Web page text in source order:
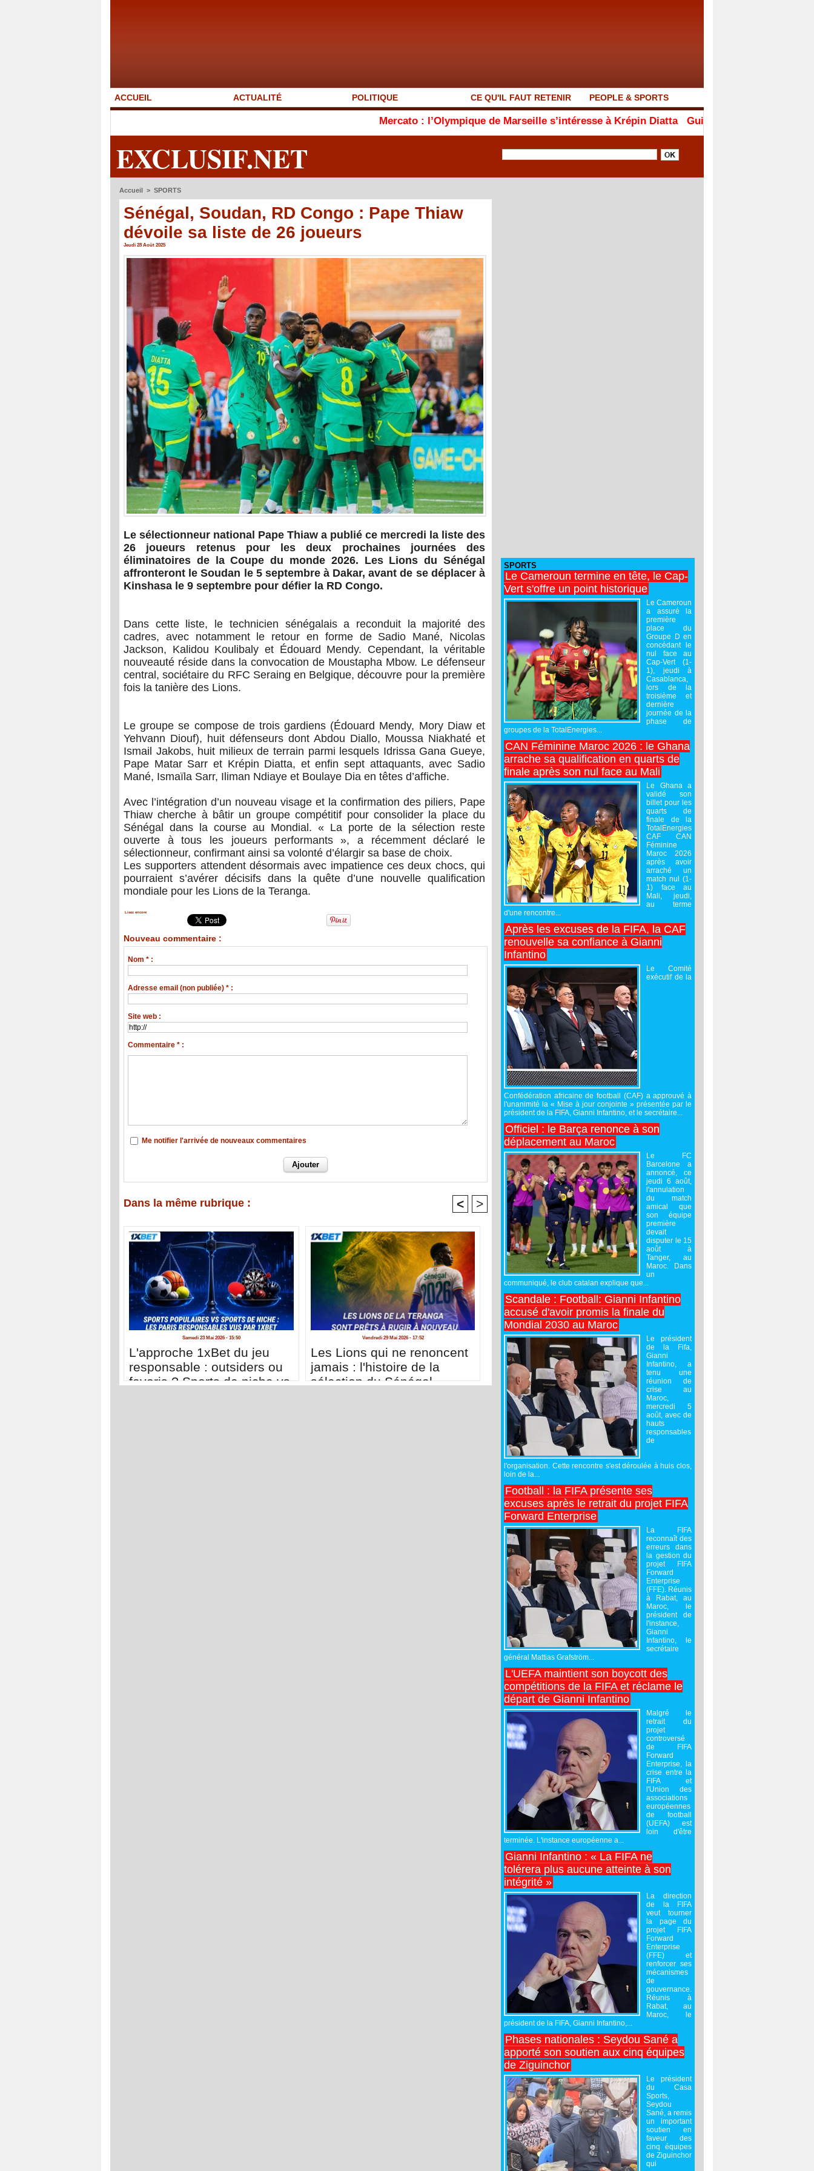
ACCUEIL ACTUALITÉ POLITIQUE CE QU'IL FAUT RETENIR PEOPLE & SPORTS
Mercato : l’Olympique de Marseille s’intéresse à Krépin Diatta Guinée : Mamadi Doumbouya s'affiche
EXCLUSIF.NET
Accueil > SPORTS
Sénégal, Soudan, RD Congo : Pape Thiaw
dévoile sa liste de 26 joueurs
Jeudi 28 Août 2025
Le sélectionneur national Pape Thiaw a publié ce mercredi la liste des
26 joueurs retenus pour les deux prochaines journées des
éliminatoires de la Coupe du monde 2026. Les Lions du Sénégal
affronteront le Soudan le 5 septembre à Dakar, avant de se déplacer à
Kinshasa le 9 septembre pour défier la RD Congo.
Dans cette liste, le technicien sénégalais a reconduit la majorité des
cadres, avec notamment le retour en forme de Sadio Mané, Nicolas
Jackson, Kalidou Koulibaly et Édouard Mendy. Cependant, la véritable
nouveauté réside dans la convocation de Moustapha Mbow. Le défenseur
central, sociétaire du RFC Seraing en Belgique, découvre pour la première
fois la tanière des Lions.
Le groupe se compose de trois gardiens (Édouard Mendy, Mory Diaw et
Yehvann Diouf), huit défenseurs dont Abdou Diallo, Moussa Niakhaté et
Ismail Jakobs, huit milieux de terrain parmi lesquels Idrissa Gana Gueye,
Pape Matar Sarr et Krépin Diatta, et enfin sept attaquants, avec Sadio
Mané, Ismaïla Sarr, Iliman Ndiaye et Boulaye Dia en têtes d’affiche.
Avec l’intégration d’un nouveau visage et la confirmation des piliers, Pape
Thiaw cherche à bâtir un groupe compétitif pour consolider la place du
Sénégal dans la course au Mondial. « La porte de la sélection reste
ouverte à tous les joueurs performants », a récemment déclaré le
sélectionneur, confirmant ainsi sa volonté d’élargir sa base de choix.
Les supporters attendent désormais avec impatience ces deux chocs, qui
pourraient s’avérer décisifs dans la quête d’une nouvelle qualification
mondiale pour les Lions de la Teranga.
Lisez encore
Nouveau commentaire :
Nom * :
Adresse email (non publiée) * :
Site web :
Commentaire * :
Me notifier l'arrivée de nouveaux commentaires
Dans la même rubrique : < >
Samedi 23 Mai 2026 - 15:50
L'approche 1xBet du jeu
responsable : outsiders ou
favoris ? Sports de niche vs
Vendredi 29 Mai 2026 - 17:52
Les Lions qui ne renoncent
jamais : l'histoire de la
sélection du Sénégal
SPORTS
Le Cameroun termine en tête, le Cap-
Vert s'offre un point historique
Le Cameroun
a assuré la
première
place du
Groupe D en
concédant le
nul face au
Cap-Vert (1-
1), jeudi à
Casablanca,
lors de la
troisième et
dernière
journée de la
phase de
groupes de la TotalEnergies...
CAN Féminine Maroc 2026 : le Ghana
arrache sa qualification en quarts de
finale après son nul face au Mali
Le Ghana a
validé son
billet pour les
quarts de
finale de la
TotalEnergies
CAF CAN
Féminine
Maroc 2026
après avoir
arraché un
match nul (1-
1) face au
Mali, jeudi,
au terme
d'une rencontre...
Après les excuses de la FIFA, la CAF
renouvelle sa confiance à Gianni
Infantino
Le Comité
exécutif de la
Confédération africaine de football (CAF) a approuvé à
l'unanimité la « Mise à jour conjointe » présentée par le
président de la FIFA, Gianni Infantino, et le secrétaire...
Officiel : le Barça renonce à son
déplacement au Maroc
Le FC
Barcelone a
annoncé, ce
jeudi 6 août,
l'annulation
du match
amical que
son équipe
première
devait
disputer le 15
août à
Tanger, au
Maroc. Dans
un
communiqué, le club catalan explique que...
Scandale : Football: Gianni Infantino
accusé d'avoir promis la finale du
Mondial 2030 au Maroc
Le président
de la Fifa,
Gianni
Infantino, a
tenu une
réunion de
crise au
Maroc,
mercredi 5
août, avec de
hauts
responsables
de
l'organisation. Cette rencontre s'est déroulée à huis clos,
loin de la...
Football : la FIFA présente ses
excuses après le retrait du projet FIFA
Forward Enterprise
La FIFA
reconnaît des
erreurs dans
la gestion du
projet FIFA
Forward
Enterprise
(FFE). Réunis
à Rabat, au
Maroc, le
président de
l'instance,
Gianni
Infantino, le
secrétaire
général Mattias Grafström...
L'UEFA maintient son boycott des
compétitions de la FIFA et réclame le
départ de Gianni Infantino
Malgré le
retrait du
projet
controversé
de FIFA
Forward
Enterprise, la
crise entre la
FIFA et
l'Union des
associations
européennes
de football
(UEFA) est
loin d'être
terminée. L'instance européenne a...
Gianni Infantino : « La FIFA ne
tolérera plus aucune atteinte à son
intégrité »
La direction
de la FIFA
veut tourner
la page du
projet FIFA
Forward
Enterprise
(FFE) et
renforcer ses
mécanismes
de
gouvernance.
Réunis à
Rabat, au
Maroc, le
président de la FIFA, Gianni Infantino,...
Phases nationales : Seydou Sané a
apporté son soutien aux cinq équipes
de Ziguinchor
Le président
du Casa
Sports,
Seydou
Sané, a remis
un important
soutien en
faveur des
cinq équipes
de Ziguinchor
qui